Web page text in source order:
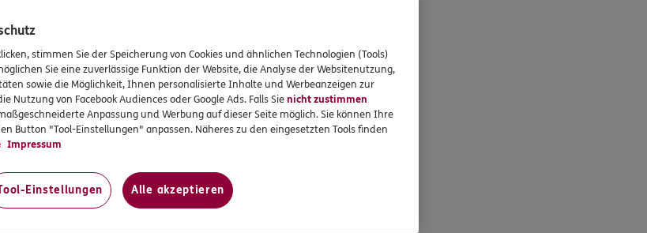
Tel:
0351/8041034
jan.apel@ergo.de
Mehr
stimmen Sie der Speicherung von Cookies und ähnlichen Technologien (Tools)
Sie eine zuverlässige Funktion der Website, die Analyse der Websitenutzung,
sowie die Möglichkeit, Ihnen personalisierte Inhalte und Werbeanzeigen zur
Nutzung von Facebook Audiences oder Google Ads. Falls Sienicht zustimmen
Anpassung und Werbung auf dieser Seite möglich. Sie können Ihre
Button "Tool-Einstellungen" anpassen. Näheres zu den eingesetzten Tools finden
Impressum
Einstellungen Alle akzeptieren